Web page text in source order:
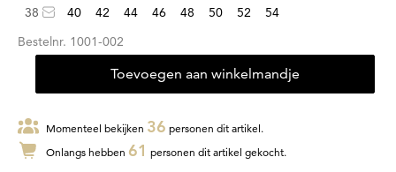
38 40 42 44 46 48 50 52
54
Bestelnr. 1001-002
Toevoegen aan winkelmandje
Momenteel bekijken 36 personen dit artikel.
Onlangs hebben 61 personen dit artikel gekocht.